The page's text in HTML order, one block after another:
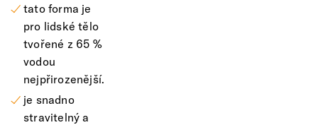
tato forma je
pro lidské tělo
tvořené z 65 %
vodou
nejpřirozenější.
je snadno
stravitelný a